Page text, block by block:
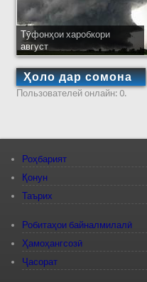
Тӯфонҳои харобкори
август
Ҳоло дар сомона
Пользователей онлайн: 0.
Роҳбарият
Қонун
Таърих
Робитаҳои байналмилалӣ
Ҳамоҳангсозӣ
Ҷасорат